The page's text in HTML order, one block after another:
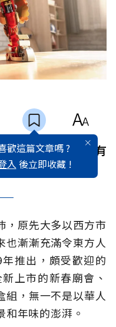
歡這篇文章嗎 ?
入 後立即收藏 !
為樂高作品，會有
，原先大多以西方市
也漸漸充滿令東方人
推出，頗受歡迎的
上市的新春廟會、
組，無一不是以華人
年味的澎湃。